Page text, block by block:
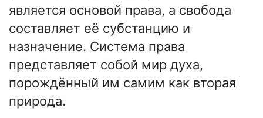
является основой права, а свобода
составляет её субстанцию и
назначение. Система права
представляет собой мир духа,
порождённый им самим как вторая
природа.